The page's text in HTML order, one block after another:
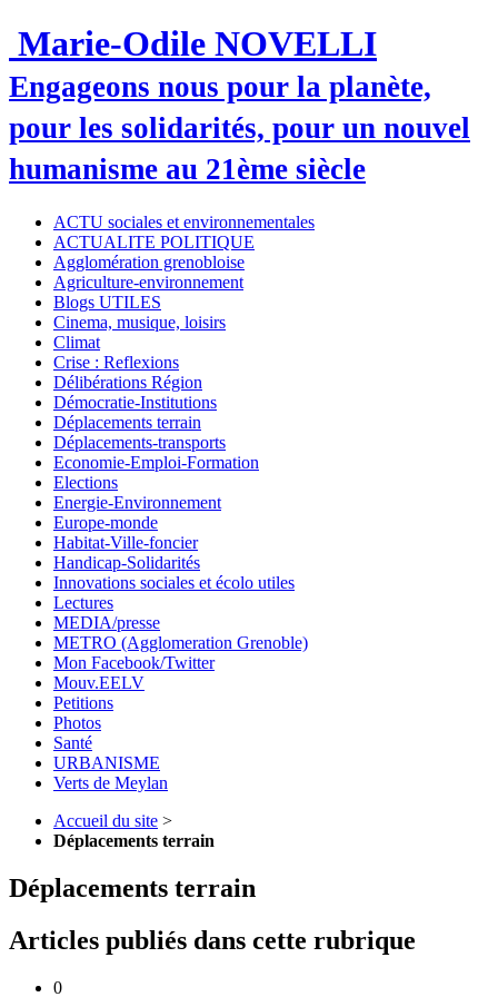
Marie-Odile NOVELLI
Engageons nous pour la planète,
pour les solidarités, pour un nouvel
humanisme au 21ème siècle
ACTU sociales et environnementales
ACTUALITE POLITIQUE
Agglomération grenobloise
Agriculture-environnement
Blogs UTILES
Cinema, musique, loisirs
Climat
Crise : Reflexions
Délibérations Région
Démocratie-Institutions
Déplacements terrain
Déplacements-transports
Economie-Emploi-Formation
Elections
Energie-Environnement
Europe-monde
Habitat-Ville-foncier
Handicap-Solidarités
Innovations sociales et écolo utiles
Lectures
MEDIA/presse
METRO (Agglomeration Grenoble)
Mon Facebook/Twitter
Mouv.EELV
Petitions
Photos
Santé
URBANISME
Verts de Meylan
Accueil du site >
Déplacements terrain
Déplacements terrain
Articles publiés dans cette rubrique
0